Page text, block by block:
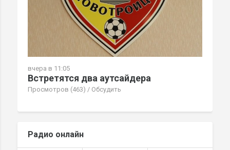
вчера в 11:05
Встретятся два аутсайдера
Просмотров (463) / Обсудить
Радио онлайн